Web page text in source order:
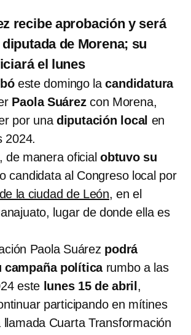
recibe aprobación y será
de Morena; su
el lunes
este domingo lacandidatura
Paola Suárezcon Morena,
por una diputación local en
2024.
de manera oficial obtuvo su
candidata al Congreso local por
la ciudad de León, en el
lugar de donde ella es
Paola Suárez podrá
campaña políticarumbo a las
este lunes 15 de abril,
participando en mítines
llamada Cuarta Transformación